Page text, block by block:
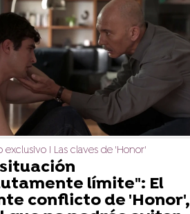
exclusivo I Las claves de 'Honor'
límite": El
conflicto de 'Honor',